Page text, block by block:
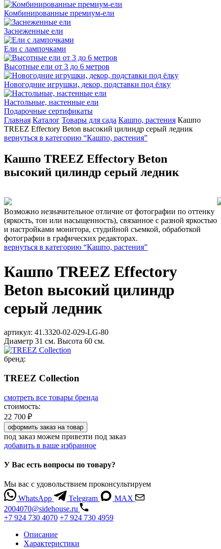
Комбинированные премиум-ели
Заснеженные ели
Ели с лампочками
Высотные ели от 3 до 6 метров
Новогодние игрушки, декор, подставки под ёлку
Настольные, настенные ели
Подарочные сертификаты
Главная Каталог Товары для сада Кашпо, растения Кашпо
TREEZ Effectory Beton высокий цилиндр серый ледник
вернуться в категорию “Кашпо, растения”
Кашпо TREEZ Effectory Beton
высокий цилиндр серый ледник
Возможно незначительное отличие от фотографии по оттенку
(яркость, тон или насыщенность), связанное с разной яркостью
и настройками монитора, студийной съемкой, обработкой
фотографии в графических редакторах.
вернуться в категорию “Кашпо, растения”
Кашпо TREEZ Effectory
Beton высокий цилиндр
серый ледник
артикул: 41.3320-02-029-LG-80
Диаметр 31 см. Высота 60 см.
бренд:
TREEZ Collection
смотреть все товары бренда
стоимость:
22 700 ₽
оформить заказ на товар
под заказ можем привезти под заказ
добавить в ваше избранное
У Вас есть вопросы по товару?
Мы вас с удовольствием проконсультируем
WhatsApp
Telegram
MAX
2004070@sidehouse.ru
+7 924 730 4070 +7 924 730 4959
Описание
Характеристики